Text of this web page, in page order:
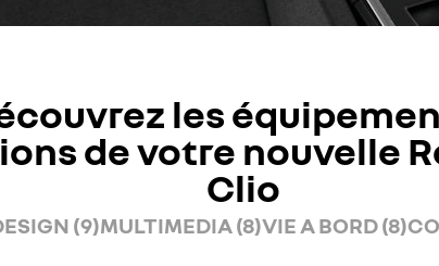
les
de votre nouvelle
Clio
(9)MULTIMEDIA (8)VIE A BORD (8)